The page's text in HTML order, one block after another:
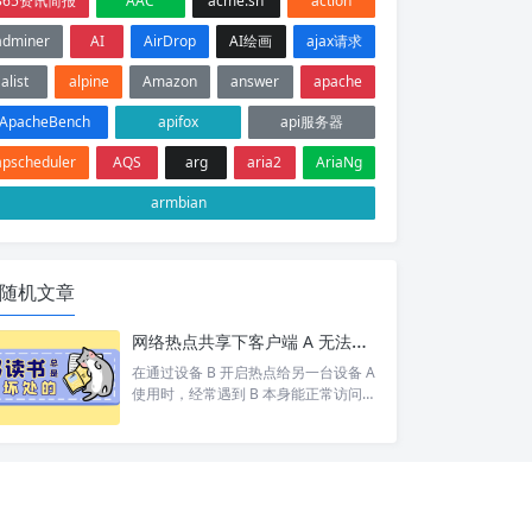
AI AirDrop AI绘画
ajax请求
alist
alpine Amazon answer
apache
apifox
api服务器
AQS arg aria2
AriaNg
armbian
随机文章
网络热点共享下客户端 A 无法访问目标设备 C 排查
在通过设备 B 开启热点给另一台设备 A
使用时，经常遇到 B 本身能正常访问网